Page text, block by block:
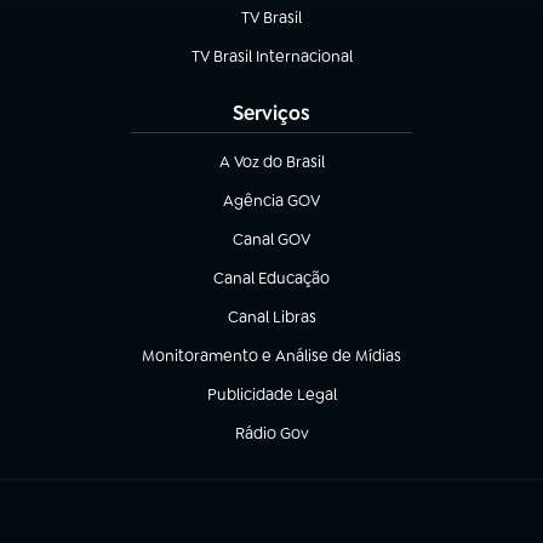
TV Brasil
(abre em nova aba)
TV Brasil Internacional
(abre em nova aba)
Serviços
A Voz do Brasil
(abre em nova aba)
Agência GOV
(abre em nova aba)
Canal GOV
(abre em nova aba)
Canal Educação
(abre em nova aba)
Canal Libras
(abre em nova aba)
Monitoramento e Análise de Mídias
(abre em nova aba)
Publicidade Legal
(abre em nova aba)
Rádio Gov
(abre em nova aba)